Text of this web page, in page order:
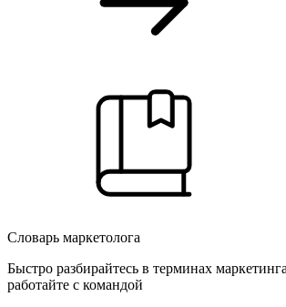
Словарь маркетолога
Быстро разбирайтесь в терминах
работайте с командой